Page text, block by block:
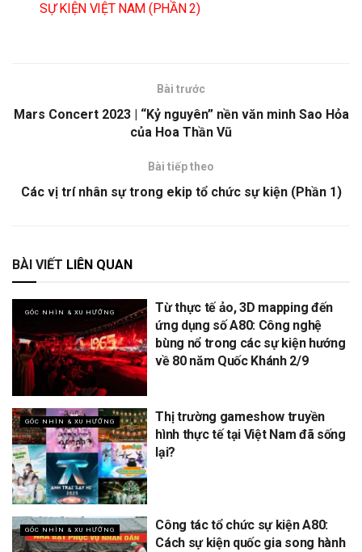
SỰ KIỆN VIỆT NAM (PHẦN 2)
Bài trước
Mars Concert 2023 | “Kỷ nguyên” nền văn minh Sao Hỏa
của Hoa Thần Vũ
Bài tiếp theo
Các vị trí nhân sự trong ekip tổ chức sự kiện (Phần 1)
BÀI VIẾT LIÊN QUAN
GÓC NHÌN & XU HƯỚNG
Từ thực tế ảo, 3D mapping đến
ứng dụng số A80: Công nghệ
bùng nổ trong các sự kiện hướng
về 80 năm Quốc Khánh 2/9
GÓC NHÌN & XU HƯỚNG
Thị trường gameshow truyền
hình thực tế tại Việt Nam đã sống
lại?
GÓC NHÌN & XU HƯỚNG
Công tác tổ chức sự kiện A80:
Cách sự kiện quốc gia song hành